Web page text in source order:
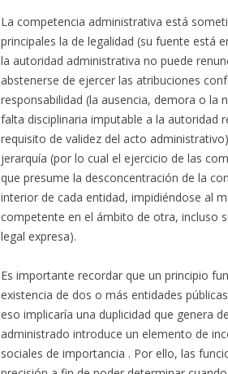
La competencia administrativa está
principales la de legalidad (su fuente está
la autoridad administrativa no puede
abstenerse de ejercer las atribuciones
responsabilidad (la ausencia, demora o la
falta disciplinaria imputable a la autoridad
requisito de validez del acto
jerarquía (por lo cual el ejercicio de las
que presume la desconcentración de la
interior de cada entidad, impidiéndose al
competente en el ámbito de otra, incluso
legal expresa).
Es importante recordar que un principio
existencia de dos o más entidades
eso implicaría una duplicidad que genera
administrado introduce un elemento de
sociales de importancia . Por ello, las